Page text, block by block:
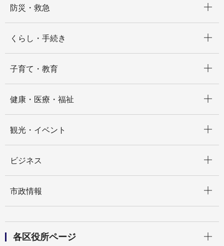
防災・救急
くらし・手続き
子育て・教育
健康・医療・福祉
観光・イベント
ビジネス
市政情報
各区役所ページ